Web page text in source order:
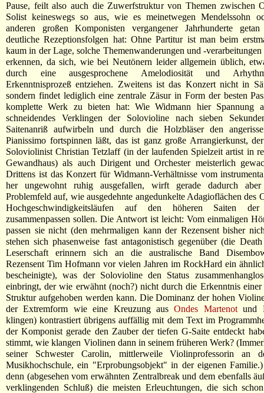
Pause, feilt also auch die Zuwerfstruktur von Themen zwischen
Solist keineswegs so aus, wie es meinetwegen Mendelssohn
anderen großen Komponisten vergangener Jahrhunderte
deutliche Rezeptionsfolgen hat: Ohne Partitur ist man beim
kaum in der Lage, solche Themenwanderungen und -
erkennen, da sich, wie bei Neutönern leider allgemein üblich,
durch eine ausgesprochene Amelodiosität und
Erkenntnisprozeß entziehen. Zweitens ist das Konzert nicht in
sondern findet lediglich eine zentrale Zäsur in Form der besten
komplette Werk zu bieten hat: Wie Widmann hier Spannung
schneidendes Verklingen der Solovioline nach sieben
Saitenanriß aufwirbeln und durch die Holzbläser den
Pianissimo fortspinnen läßt, das ist ganz große Arrangierkunst,
Soloviolinist Christian Tetzlaff (in der laufenden Spielzeit artist in
Gewandhaus) als auch Dirigent und Orchester meisterlich
Drittens ist das Konzert für Widmann-Verhältnisse vom
her ungewohnt ruhig ausgefallen, wirft gerade dadurch
Problemfeld auf, wie ausgedehnte angedunkelte Adagioflächen des
Hochgeschwindigkeitsläufen auf den höheren Saiten der
zusammenpassen sollen. Die Antwort ist leicht: Vom einmaligen
passen sie nicht (den mehrmaligen kann der Rezensent bisher
stehen sich phasenweise fast antagonistisch gegenüber (die
Leserschaft erinnern sich an die australische Band
Rezensent Tim Hofmann vor vielen Jahren im RockHard ein
bescheinigte), was der Solovioline den Status
einbringt, der wie erwähnt (noch?) nicht durch die Erkenntnis einer
Struktur aufgehoben werden kann. Die Dominanz der hohen
der Extremform wie eine Kreuzung ausOndes Martenotund
klingen) kontrastiert übrigens auffällig mit dem Text im
der Komponist gerade den Zauber der tiefen G-Saite entdeckt
stimmt, wie klangen Violinen dann in seinem früheren Werk?
seiner Schwester Carolin, mittlerweile Violinprofessorin an
Musikhochschule, ein "Erprobungsobjekt" in der eigenen
denn (abgesehen vom erwähnten Zentralbreak und dem ebenfalls
verklingenden Schluß) die meisten Erleuchtungen, die sich